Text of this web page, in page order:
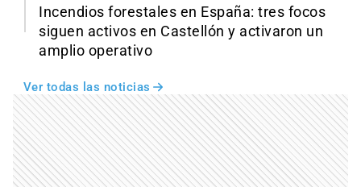
Incendios forestales en España: tres focos
siguen activos en Castellón y activaron un
amplio operativo
Ver todas las noticias